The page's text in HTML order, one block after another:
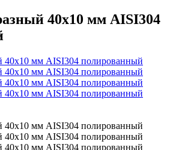
40х10 мм AISI304